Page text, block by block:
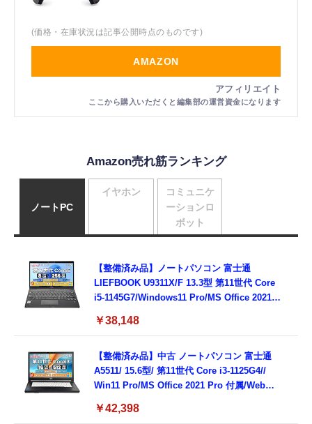
(価格・在庫状況は記事公開時点のものです)
AMAZON
Amazon売れ筋ランキング
ノートPC
【整備済み品】ノートパソコン 富士通
LIEFBOOK U9311X/F 13.3型 第11世代 Core
i5-1145G7/Windows11 Pro/MS Office 2021搭
Type-C/360度回転対応/有線静音マウス付
8GB,SSD256GB)
￥38,148
【整備済み品】中古 ノートパソコン 富士通
A5511/ 15.6型/ 第11世代 Core i3-1125G4//
Win11 Pro/MS Office 2021 Pro 付属/Webカ
3.0)/ 有線静音マウス付属/ 180日保証（メモリ
￥42,398
イヤホン
コミュニケ
ーションロ
ボット